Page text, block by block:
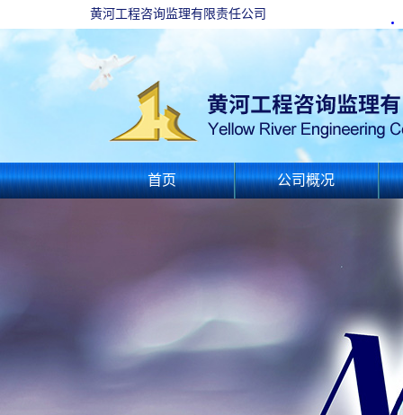
黄河工程咨询监理有限责任公司
首页 公司概况